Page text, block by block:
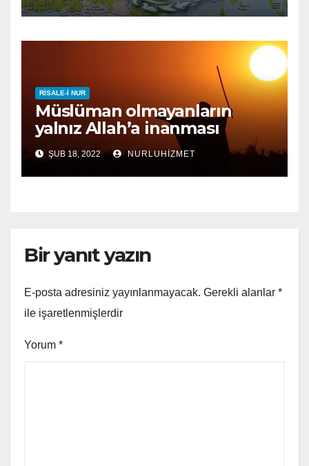
RISALE-I NUR
Müslüman olmayanların
yalnız Allah’a inanması
yeterli midir?
ŞUB 18, 2022 NURLUHIZMET
Bir yanıt yazın
E-posta adresiniz yayınlanmayacak. Gerekli alanlar *
ile işaretlenmişlerdir
Yorum *